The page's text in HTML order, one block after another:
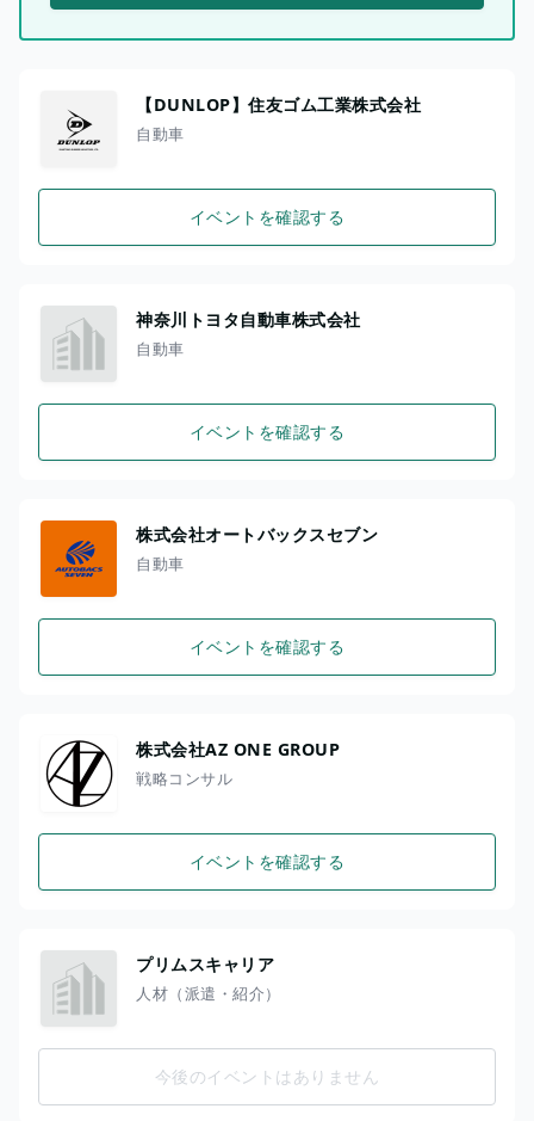
【DUNLOP】住友ゴム工業株式会社
自動車
イベントを確認する
神奈川トヨタ自動車株式会社
自動車
イベントを確認する
株式会社オートバックスセブン
自動車
イベントを確認する
株式会社AZ ONE GROUP
戦略コンサル
イベントを確認する
プリムスキャリア
人材（派遣・紹介）
今後のイベントはありません